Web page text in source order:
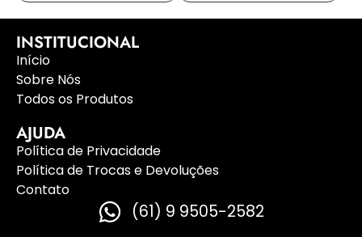
INSTITUCIONAL
Início
Sobre Nós
Todos os Produtos
AJUDA
Política de Privacidade
Política de Trocas e Devoluções
Contato
(61) 9 9505-2582